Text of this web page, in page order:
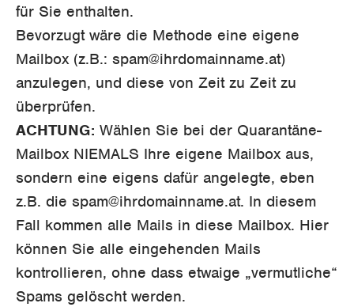
für Sie enthalten.
Bevorzugt wäre die Methode eine eigene
Mailbox (z.B.: spam@ihrdomainname.at)
anzulegen, und diese von Zeit zu Zeit zu
überprüfen.
ACHTUNG: Wählen Sie bei der Quarantäne-
Mailbox NIEMALS Ihre eigene Mailbox aus,
sondern eine eigens dafür angelegte, eben
z.B. die spam@ihrdomainname.at. In diesem
Fall kommen alle Mails in diese Mailbox. Hier
können Sie alle eingehenden Mails
kontrollieren, ohne dass etwaige „vermutliche“
Spams gelöscht werden.